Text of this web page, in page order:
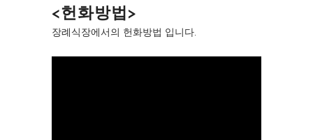
<헌화방법>
장례식장에서의 헌화방법 입니다.